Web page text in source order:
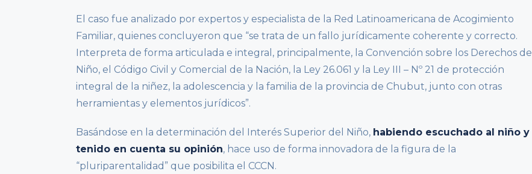
El caso fue analizado por expertos y especialista de la Red Latinoamericana de Acogimiento
Familiar, quienes concluyeron que “se trata de un fallo jurídicamente coherente y correcto.
Interpreta de forma articulada e integral, principalmente, la Convención sobre los Derechos del
Niño, el Código Civil y Comercial de la Nación, la Ley 26.061 y la Ley III – Nº 21 de protección
integral de la niñez, la adolescencia y la familia de la provincia de Chubut, junto con otras
herramientas y elementos jurídicos”.
Basándose en la determinación del Interés Superior del Niño, habiendo escuchado al niño y
tenido en cuenta su opinión, hace uso de forma innovadora de la figura de la
“pluriparentalidad” que posibilita el CCCN.